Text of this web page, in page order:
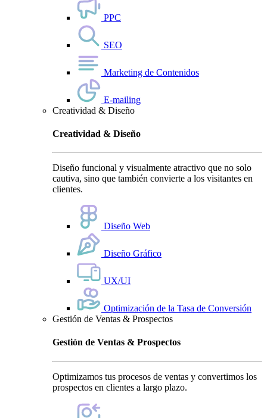
PPC
SEO
Marketing de Contenidos
E-mailing
Creatividad & Diseño
Creatividad & Diseño
Diseño funcional y visualmente atractivo que no solo
cautiva, sino que también convierte a los visitantes en
clientes.
Diseño Web
Diseño Gráfico
UX/UI
Optimización de la Tasa de Conversión
Gestión de Ventas & Prospectos
Gestión de Ventas & Prospectos
Optimizamos tus procesos de ventas y convertimos los
prospectos en clientes a largo plazo.